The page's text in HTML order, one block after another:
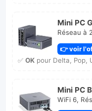
Mini PC
Réseau à
👉 voir
✅ OKpour Delta, Pop,
Mini PC
WiFi 6,